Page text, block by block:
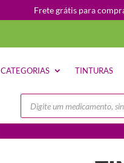
Frete grátis para
CATEGORIAS TINTURAS
Pesquisar